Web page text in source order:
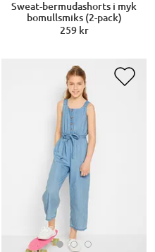
Sweat-bermudashorts i myk
bomullsmiks (2-pack)
259 kr